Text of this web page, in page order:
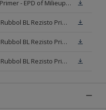
Sikkens Waterborne Trim Primer - EPD of Milieuproductverklaring
Veiligheidsinformatieblad Rubbol BL Rezisto Primer N00 (MSDS)
Veiligheidsinformatieblad Rubbol BL Rezisto Primer White (MSDS)
Veiligheidsinformatieblad Rubbol BL Rezisto Primer W05 (MSDS)